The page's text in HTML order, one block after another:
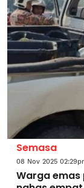
Semasa
08 Nov 2025
Warga